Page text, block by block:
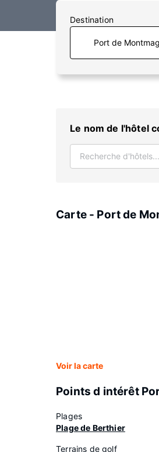
Destination
Le nom de l'hôtel
Carte - Port de
Voir la carte
Points d intérêt
Plages
Plage de Berthier
Terrains de golf